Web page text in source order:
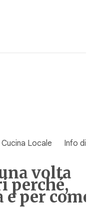
Cucina Locale Info di
volta
perché,
e per